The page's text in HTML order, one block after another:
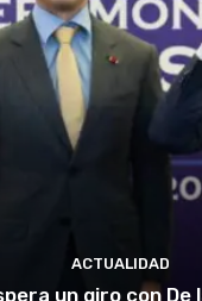
ACTUALIDAD
un giro con De